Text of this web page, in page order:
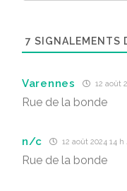
7 SIGNALEMENTS
Varennes 12 août
Rue de la bonde
n/c 12 août 2024 14
Rue de la bonde